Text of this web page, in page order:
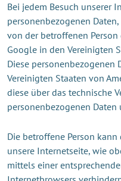
Bei jedem Besuch unserer
personenbezogenen
von der betroffenen
Google in den Vereinigten
Diese personenbezogenen
Vereinigten Staaten von
diese über das technische
personenbezogenen
Die betroffene Person
unsere Internetseite, wie
mittels einer